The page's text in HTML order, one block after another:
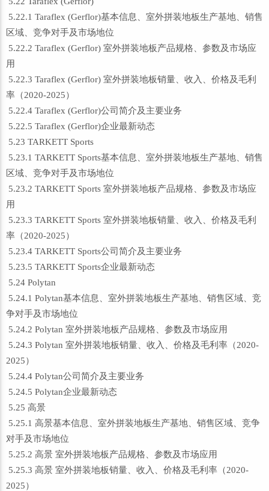
5.22.1 Taraflex (Gerflor)基本信息、室外拼装地板生产基地、销售
区域、竞争对手及市场地位
5.22.2 Taraflex (Gerflor) 室外拼装地板产品规格、参数及市场应
用
5.22.3 Taraflex (Gerflor) 室外拼装地板销量、收入、价格及毛利
率（2020-2025）
5.22.4 Taraflex (Gerflor)公司简介及主要业务
5.22.5 Taraflex (Gerflor)企业最新动态
5.23 TARKETT Sports
5.23.1 TARKETT Sports基本信息、室外拼装地板生产基地、销售
区域、竞争对手及市场地位
5.23.2 TARKETT Sports 室外拼装地板产品规格、参数及市场应
用
5.23.3 TARKETT Sports 室外拼装地板销量、收入、价格及毛利
率（2020-2025）
5.23.4 TARKETT Sports公司简介及主要业务
5.23.5 TARKETT Sports企业最新动态
5.24 Polytan
5.24.1 Polytan基本信息、室外拼装地板生产基地、销售区域、竞
争对手及市场地位
5.24.2 Polytan 室外拼装地板产品规格、参数及市场应用
5.24.3 Polytan 室外拼装地板销量、收入、价格及毛利率（2020-
2025）
5.24.4 Polytan公司简介及主要业务
5.24.5 Polytan企业最新动态
5.25 高景
5.25.1 高景基本信息、室外拼装地板生产基地、销售区域、竞争
对手及市场地位
5.25.2 高景 室外拼装地板产品规格、参数及市场应用
5.25.3 高景 室外拼装地板销量、收入、价格及毛利率（2020-
2025）